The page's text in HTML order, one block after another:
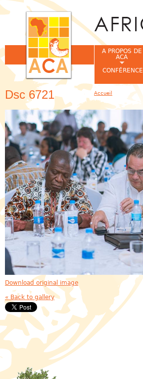
Dsc 6721
Download original image
« Back to gallery
A PROPOS DE
ACA
CONFÉRENCE
Vous êtes ici
Accueil